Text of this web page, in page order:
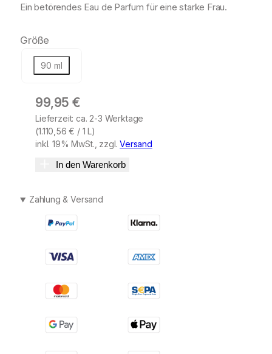
Ein betörendes Eau de Parfum für eine starke Frau.
Größe
90 ml
99,95€
Lieferzeit: ca. 2-3 Werktage
(1.110,56€ / 1 L)
inkl. 19% MwSt., zzgl.Versand
In den Warenkorb
Zahlung & Versand